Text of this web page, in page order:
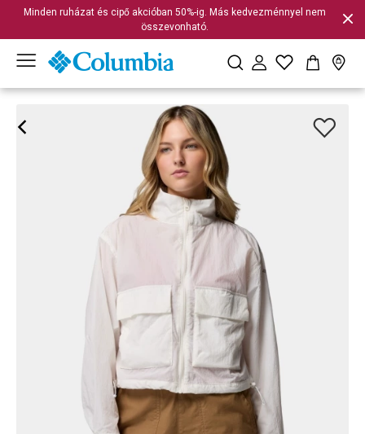
Minden ruházat és cipő akcióban 50%-ig. Más kedvezménnyel nem
összevonható.